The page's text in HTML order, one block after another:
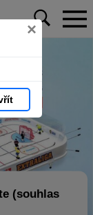
×
(souhlas